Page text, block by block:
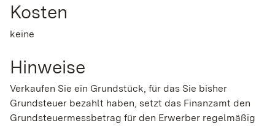
Kosten
keine
Hinweise
Verkaufen Sie ein Grundstück, für das Sie bisher
Grundsteuer bezahlt haben, setzt das Finanzamt den
Grundsteuermessbetrag für den Erwerber regelmäßig